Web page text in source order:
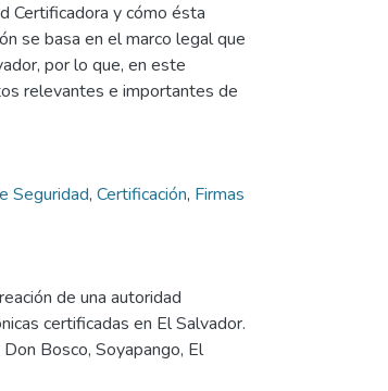
Certificadora y cómo ésta
se basa en el marco legal que
por lo que, en este
relevantes e importantes de
Seguridad, Certificación, Firmas
de una autoridad
certificadas en El Salvador.
Bosco, Soyapango, El